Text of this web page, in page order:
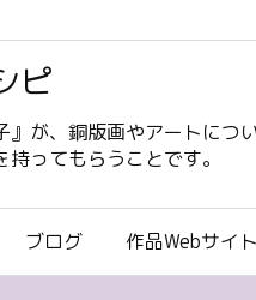
ピ
』が、銅版画やアートにつ
ってもらうことです。
ブログ 作品Webサイト